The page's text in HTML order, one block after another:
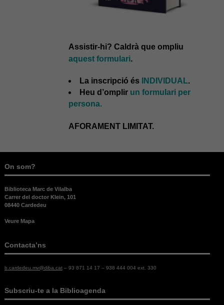
Assistir-hi? Caldrà que ompliu
aquest formulari.
La inscripció és INDIVIDUAL.
Heu d’omplir un formulari per
persona.
AFORAMENT LIMITAT.
On som?
Biblioteca Marc de Vilalba
Carrer del doctor Klein, 101
08440 Cardedeu
Veure Mapa
Contacta’ns
b.cardedeu.mv@diba.cat– 93 871 14 17 – 938 444 004 ext. 330
Subscriu-te a la Biblioagenda
Aquestes
la nostra web